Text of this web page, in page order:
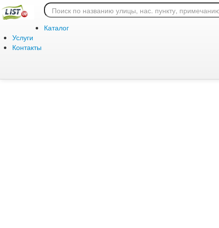
Каталог
Услуги
Контакты
Ошибка 404: страница